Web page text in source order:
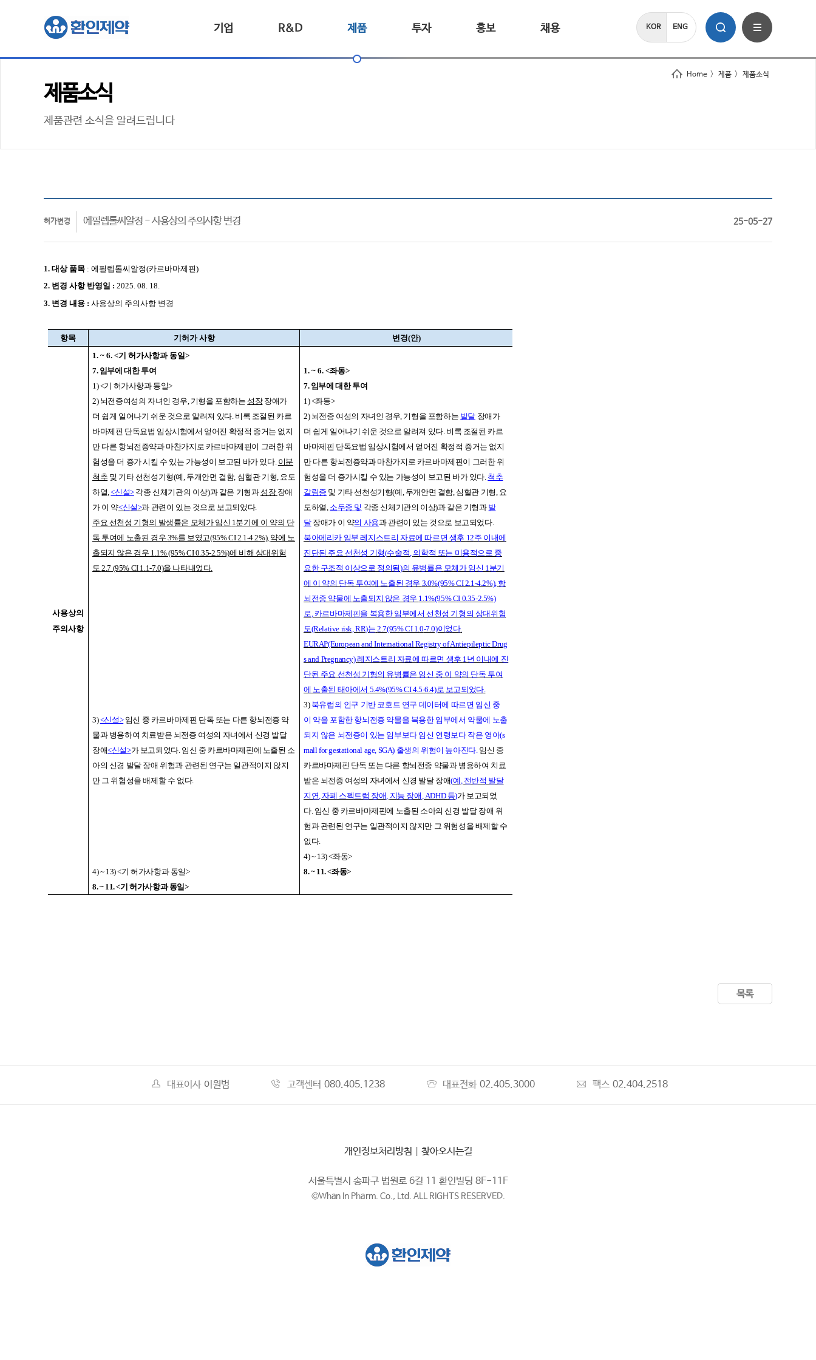
KOR ENG
기업 R&D 제품 투자 홍보 채용
Home > 제품 > 제품소식
제품소식
제품관련 소식을 알려드립니다
허가변경 에필렙톨씨알정 - 사용상의 주의사항 변경 25-05-27
1. 대상품목 : 에필렙톨씨알정(카르바마제핀)
2. 변경 사항 반영일 : 2025. 08. 18.
3. 변경 내용 : 사용상의 주의사항 변경
항목 기허가 사항 변경(안)
사용상의
주의사항
1. ~ 6. <기 허가사항과 동일>
7. 임부에 대한 투여
1) <기 허가사항과 동일>
2) 뇌전증여성의 자녀인 경우, 기형을 포함하는 성장장애가
더 쉽게 일어나기 쉬운 것으로 알려져 있다. 비록 조절된 카르
바마제핀 단독요법 임상시험에서 얻어진 확정적 증거는 없지
만 다른 항뇌전증약과 마찬가지로 카르바마제핀이 그러한 위
험성을 더 증가 시킬 수 있는 가능성이 보고된 바가 있다. 이분
척추 및 기타 선천성기형(예, 두개안면 결함, 심혈관 기형, 요도
하열,<신설> 각종 신체기관의 이상)과 같은 기형과 성장 장애
가 이 약<신설>과 관련이 있는 것으로 보고되었다.
주요 선천성 기형의 발생률은 모체가 임신 1분기에 이 약의 단
독 투여에 노출된 경우 3%를 보였고(95% CI 2.1-4.2%), 약에 노
출되지 않은 경우 1.1% (95% CI 0.35-2.5%)에 비해 상대위험
도2.7 (95% CI 1.1-7.0)을 나타내었다.
3)<신설> 임신 중 카르바마제핀 단독 또는 다른 항뇌전증 약
물과 병용하여 치료받은 뇌전증 여성의 자녀에서 신경 발달
장애<신설>가 보고되었다. 임신 중 카르바마제핀에 노출된 소
아의 신경 발달 장애 위험과 관련된 연구는 일관적이지 않지
만 그 위험성을 배제할 수 없다.
4) ~ 13) <기 허가사항과 동일>
8. ~ 11. <기 허가사항과 동일>
1. ~ 6. <좌동>
7. 임부에 대한 투여
1) <좌동>
2) 뇌전증 여성의 자녀인 경우, 기형을 포함하는 발달 장애가
더 쉽게 일어나기 쉬운 것으로 알려져 있다. 비록 조절된 카르
바마제핀 단독요법 임상시험에서 얻어진 확정적 증거는 없지
만 다른 항뇌전증약과 마찬가지로 카르바마제핀이 그러한 위
험성을 더 증가시킬 수 있는 가능성이 보고된 바가 있다. 척추
갈림증 및 기타 선천성기형(예, 두개안면 결함, 심혈관 기형, 요
도하열, 소두증 및 각종 신체기관의 이상)과 같은 기형과 발
달 장애가 이 약의 사용과 관련이 있는 것으로 보고되었다.
북아메리카 임부 레지스트리 자료에 따르면 생후 12주 이내에
진단된 주요 선천성 기형(수술적, 의학적 또는 미용적으로 중
요한 구조적 이상으로 정의됨)의 유병 률은 모체가 임신 1분기
에 이 약의 단독 투여에 노출된 경우 3.0%(95% CI 2.1-4.2%), 항
뇌전증 약물에 노출되지 않은 경우 1.1%(95% CI 0.35-2.5%)
로, 카르바마제핀을 복용한 임부에서 선천성 기형의 상대위험
도(Relative risk, RR)는 2.7(95% CI 1.0-7.0)이었다.
EURAP(European and International Registry of Antiepileptic Drug
s and Pregnancy)레지스트리 자료에 따르면 생후 1년 이내에 진
단된 주요 선천성 기형의 유병률은 임신 중 이 약의 단독 투여
에 노출된 태아에서 5.4%(95% CI 4.5-6.4)로 보고되었다.
3) 북유럽의 인구 기반 코호트 연구 데이터에 따르면 임신 중
이 약을 포함한 항뇌전증 약물을 복용한 임부에서 약물에 노출
되지 않은 뇌전증이 있는 임부보다 임신 연령보다 작은 영아(s
mall for gestational age, SGA) 출생의 위험이 높아진다. 임신 중
카르바마제핀 단독 또는 다른 항뇌전증 약물과 병용하여 치료
받은 뇌전증 여성의 자녀에서 신경 발달 장애(예, 전반적 발달
지연,자폐 스펙트럼 장애, 지능 장애, ADHD 등)가 보고되었
다. 임신 중 카르바마제핀에 노출된 소아의 신경 발달 장애 위
험과 관련된 연구는 일관적이지 않지만 그 위험성을 배제할 수
없다.
4) ~ 13) <좌동>
8. ~ 11. <좌동>
목록
대표이사 이원범 고객센터 080.405.1238 대표전화 02.405.3000 팩스 02.404.2518
개인정보처리방침 찾아오시는길
서울특별시 송파구 법원로 6길 11 환인빌딩 8F-11F
©Whan In Pharm. Co., Ltd. ALL RIGHTS RESERVED.